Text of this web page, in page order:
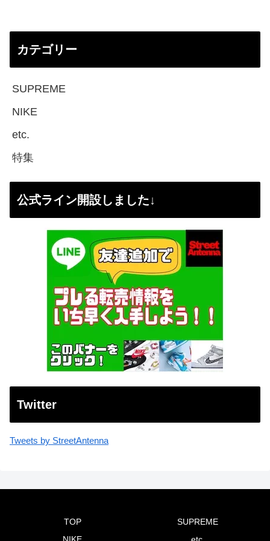
カテゴリー
SUPREME
NIKE
etc.
特集
公式ライン開設しました↓
Twitter
Tweets by StreetAntenna
TOP
SUPREME